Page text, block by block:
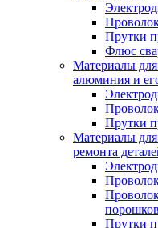
Прутки
Флюс
Материалы для
алюминия и
Прутки
Материалы
ремонта
Прутки